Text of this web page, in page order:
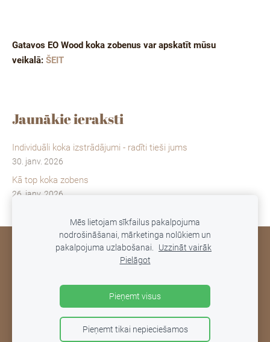
Jaunākie ieraksti
Individuāli koka izstrādājumi - radīti tieši jums
30. janv. 2026
Kā top koka zobens
26. janv. 2026
Gatavos EO Wood koka zobenus var apskatīt mūsu
veikalā: ŠEIT
NOTEIKUMI PIEGĀDE UN ATGRIEŠANA
KONTAKTI
PRIVĀTUMA POLITIKA
Mēs lietojam sīkfailus pakalpojuma
nodrošināšanai, mārketinga nolūkiem un
pakalpojuma uzlabošanai.
Uzzināt vairāk
Pielāgot
Pieņemt visus
Pieņemt tikai nepieciešamos